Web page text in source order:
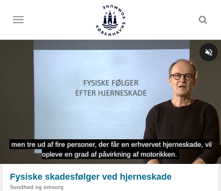
Toggle
Fysiske skadesfølger ved hjerneskade
Sundhed og omsorg